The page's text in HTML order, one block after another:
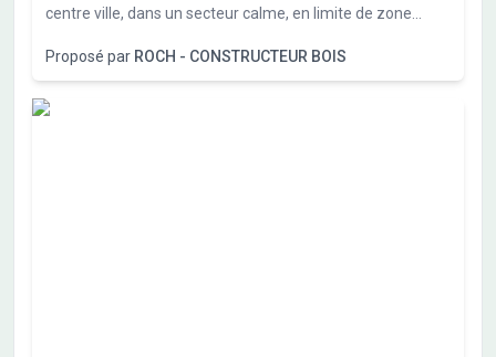
www.georisques.gouv.fr
centre ville, dans un secteur calme, en limite de zone
constructibles de 550 à 1300M²
Proposé par ROCH - CONSTRUCTEUR BOIS